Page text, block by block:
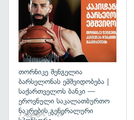
თორნიკე შენგელია
ბარსელონას ემშვიდობება |
საქართველოს ბანკი —
ეროვნული საკალათბურთო
ნაკრების გენერალური
7 აგვისტო, 07:20